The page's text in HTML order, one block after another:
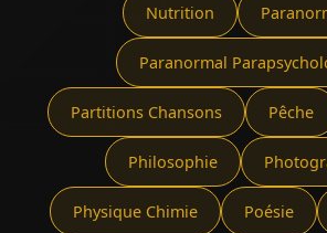
Nutrition
Paranormal
Partitions Chansons Pêche
Philosophie
Physique Chimie Poésie